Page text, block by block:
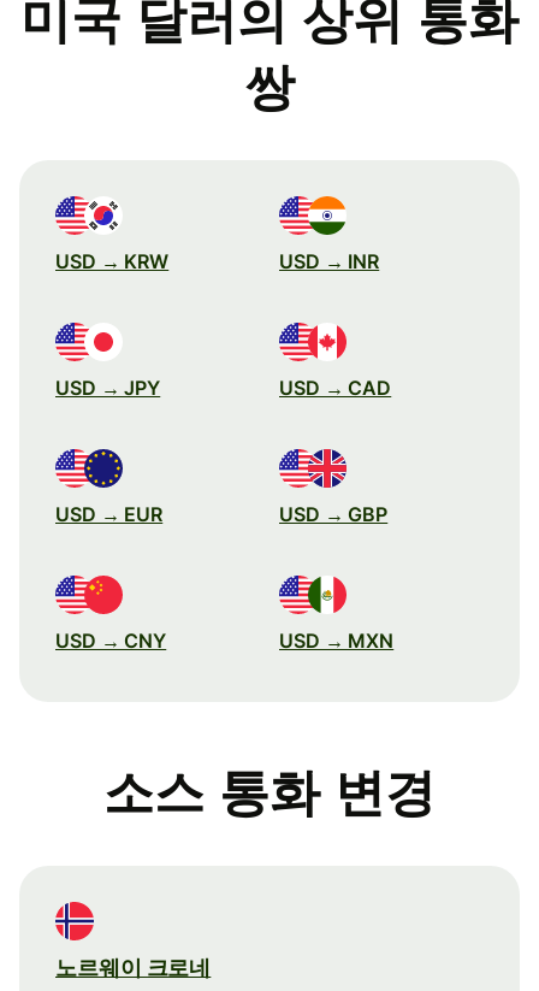
미국 달러의 상위 통화
쌍
USD → KRW USD → INR
USD → JPY USD → CAD
USD → EUR USD → GBP
USD → CNY USD → MXN
소스 통화 변경
노르웨이 크로네